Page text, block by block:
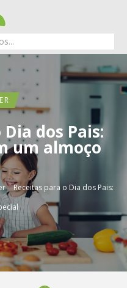
dos Pais:
um almoço
› Receitas para o Dia dos Pais: